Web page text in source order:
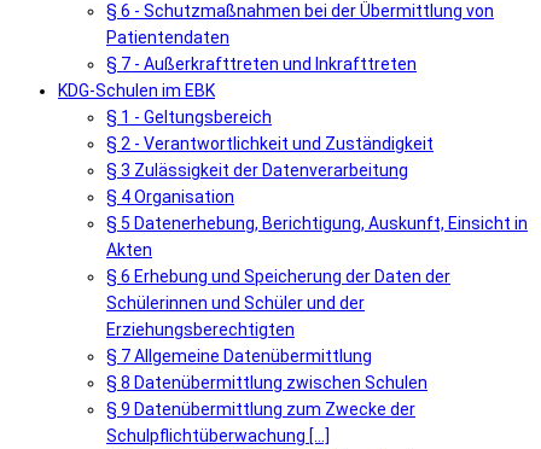
§ 6 - Schutzmaßnahmen bei der Übermittlung von
Patientendaten
§ 7 - Außerkrafttreten und Inkrafttreten
KDG-Schulen im EBK
§ 1 - Geltungsbereich
§ 2 - Verantwortlichkeit und Zuständigkeit
§ 3 Zulässigkeit der Datenverarbeitung
§ 4 Organisation
§ 5 Datenerhebung, Berichtigung, Auskunft, Einsicht in
Akten
§ 6 Erhebung und Speicherung der Daten der
Schülerinnen und Schüler und der
Erziehungsberechtigten
§ 7 Allgemeine Datenübermittlung
§ 8 Datenübermittlung zwischen Schulen
§ 9 Datenübermittlung zum Zwecke der
Schulpflichtüberwachung [...]